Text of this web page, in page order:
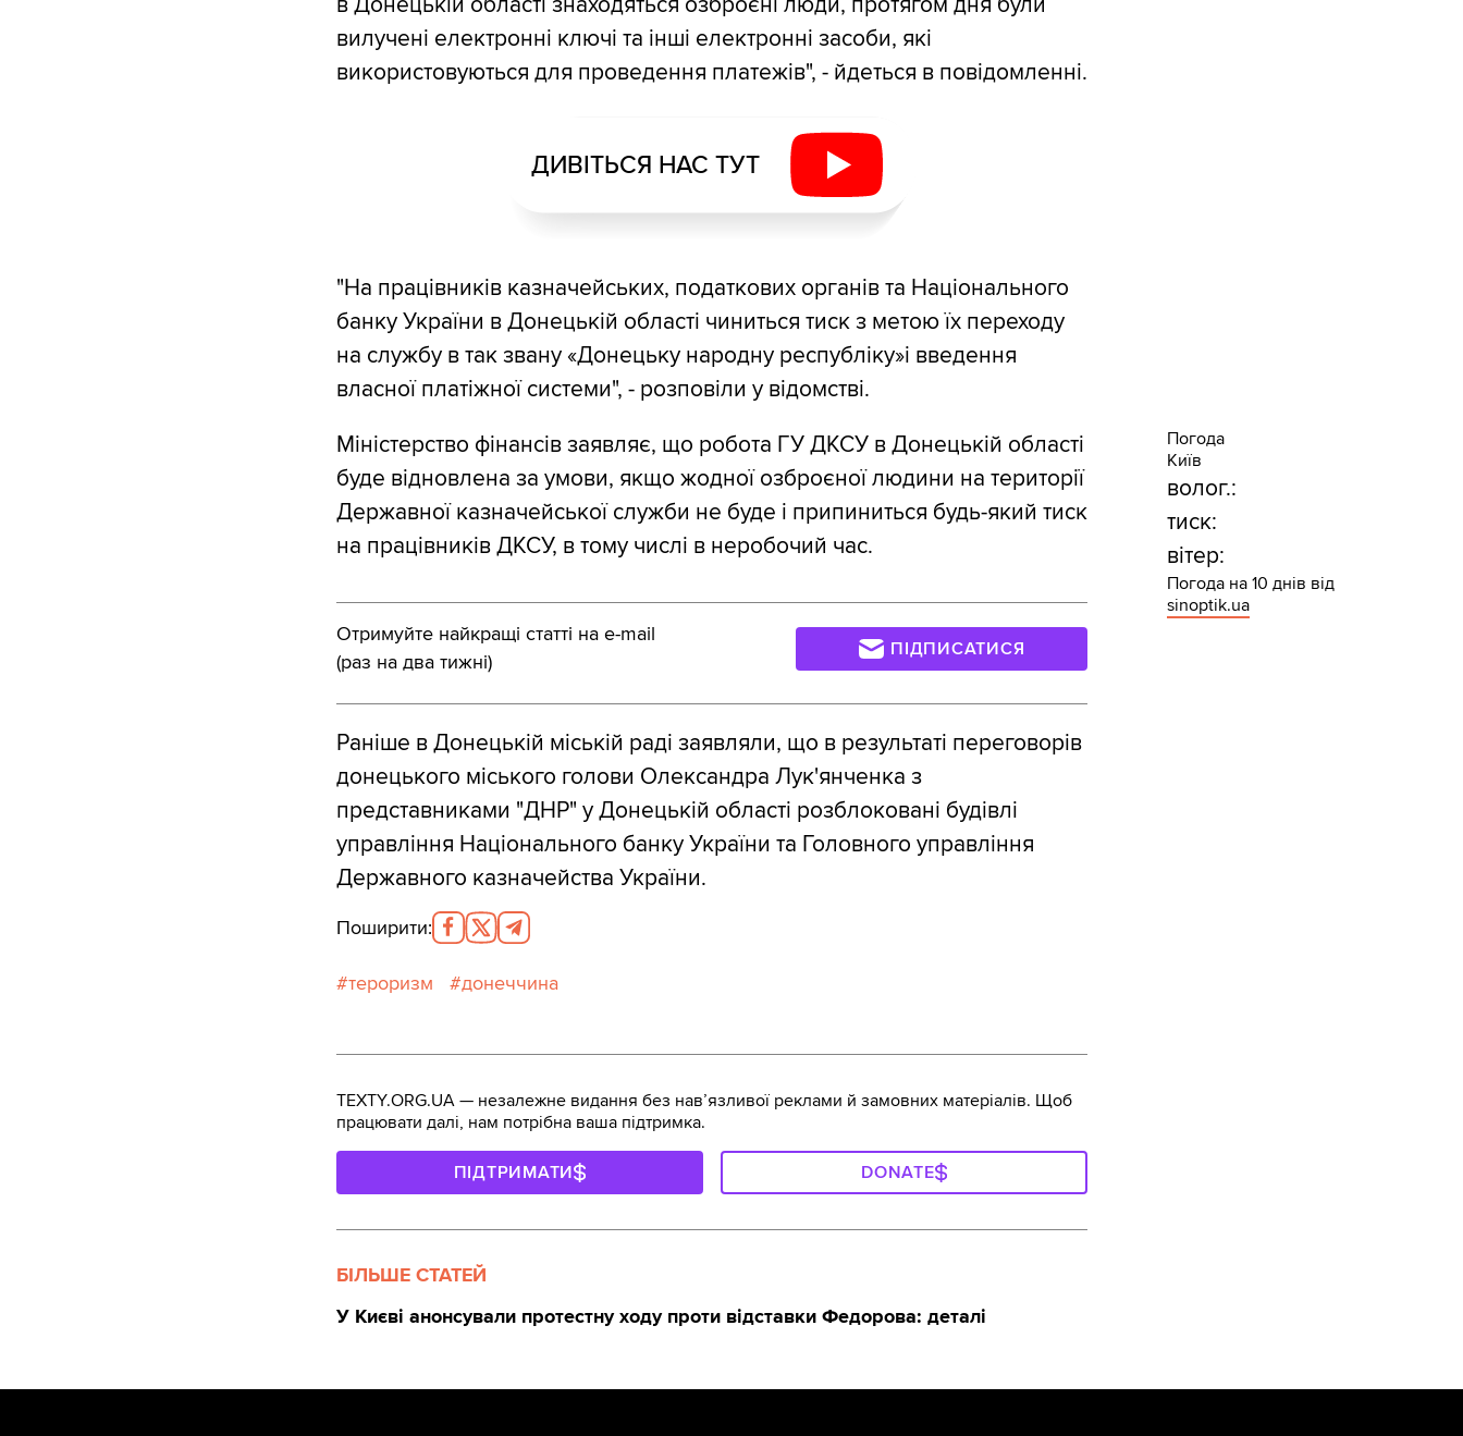
вилучені електронні ключі та інші електронні засоби, які
використовуються для проведення платежів", - йдеться в повідомленні.
ДИВІТЬСЯ НАС ТУТ
"На працівників казначейських, податкових органів та Національного
банку України в Донецькій області чиниться тиск з метою їх переходу
на службу в так звану «Донецьку народну республіку»і введення
власної платіжної системи", - розповіли у відомстві.
Міністерство фінансів заявляє, що робота ГУ ДКСУ в Донецькій області
буде відновлена ​​за умови, якщо жодної озброєної людини на території
Державної казначейської служби не буде і припиниться будь-який тиск
на працівників ДКСУ, в тому числі в неробочий час.
Отримуйте найкращі статті на e-mail
(раз на два тижні)
ПІДПИСАТИСЯ
Раніше в Донецькій міській раді заявляли, що в результаті переговорів
донецького міського голови Олександра Лук'янченка з
представниками "ДНР" у Донецькій області розблоковані будівлі
управління Національного банку України та Головного управління
Державного казначейства України.
Поширити:
тероризм донеччина
Погода
Київ
волог.:
тиск:
вітер:
Погода на 10 днів від
sinoptik.ua
TEXTY.ORG.UA — незалежне видання без навʼязливої реклами й замовних матеріалів. Щоб
працювати далі, нам потрібна ваша підтримка.
ПІДТРИМАТИ DONATE
БІЛЬШЕ СТАТЕЙ
У Києві анонсували протестну ходу проти відставки Федорова: деталі